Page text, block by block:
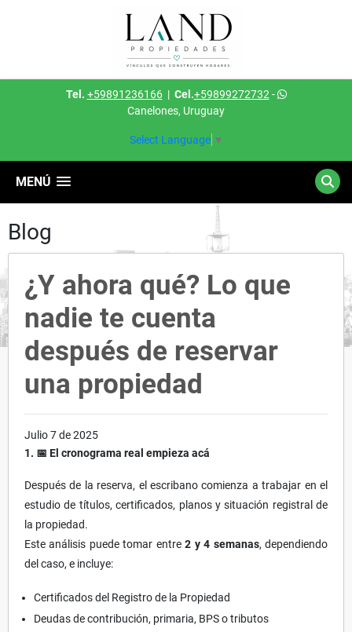
Tel. +59891236166| Cel.+59899272732 -
Canelones, Uruguay
Select Language ▼
MENÚ
Blog
¿Y ahora qué? Lo que
nadie te cuenta
después de reservar
una propiedad
Julio 7 de 2025
1. 📅 El cronograma real empieza acá
Después de la reserva, el escribano comienza a trabajar en el
estudio de títulos, certificados, planos y situación registral de
la propiedad.
Este análisis puede tomar entre2 y 4 semanas, dependiendo
del caso, e incluye:
Certificados del Registro de la Propiedad
Deudas de contribución, primaria, BPS o tributos